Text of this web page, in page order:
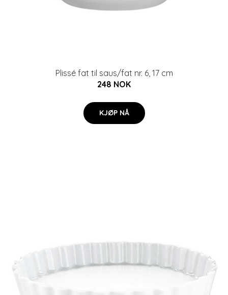
Plissé fat til saus/fat nr. 6, 17 cm
248 NOK
KJØP NÅ